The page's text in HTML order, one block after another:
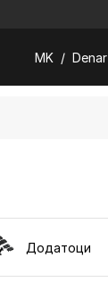
MK / Denar
Додатоци